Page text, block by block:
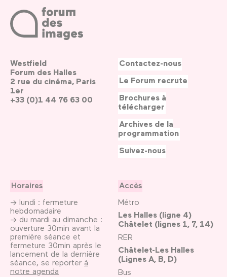
Westfield
Forum des Halles
2 rue du cinéma, Paris
1er
+33 (0)1 44 76 63 00
Horaires
→ lundi : fermeture
hebdomadaire
→ du mardi au dimanche :
ouverture 30min avant la
première séance et
fermeture 30min après le
lancement de la dernière
séance, se reporter à
notre agenda
Accès
Métro
Les Halles (ligne 4)
Châtelet (lignes 1, 7, 14)
RER
Châtelet-Les Halles
(Lignes A, B, D)
Bus
Contactez-nous
Le Forum recrute
Brochures à
télécharger
Archives de la
programmation
Suivez-nous